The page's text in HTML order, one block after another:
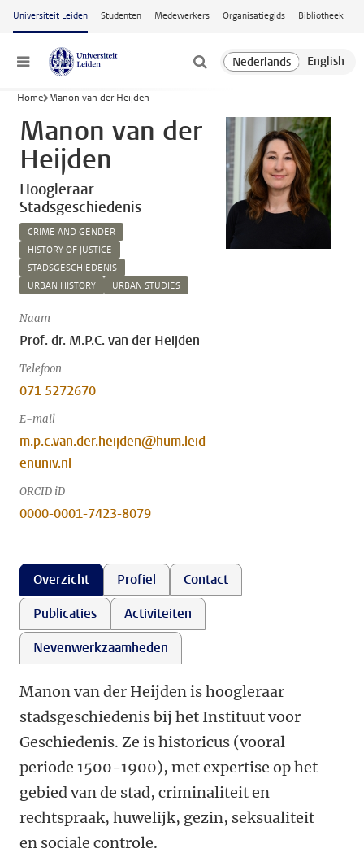
Ga naar hoofdinhoud
Universiteit Leiden Studenten Medewerkers Organisatiegids Bibliotheek
Menu
Home Manon van der Heijden
Manon van der
Heijden
Hoogleraar
Stadsgeschiedenis
CRIME AND GENDER
HISTORY OF JUSTICE
STADSGESCHIEDENIS
URBAN HISTORY
URBAN STUDIES
Naam
Prof. dr. M.P.C. van der Heijden
Telefoon
071 5272670
E-mail
m.p.c.van.der.heijden@hum.leid
enuniv.nl
ORCID iD
0000-0001-7423-8079
Overzicht Profiel
Contact
Publicaties
Activiteiten
Nevenwerkzaamheden
Manon van der Heijden is hoogleraar
stadsgeschiedenis bij het Instituut voor
Geschiedenis. Ze is historicus (vooral
periode 1500-1900), met expertise op het
gebied van de stad, criminaliteit en
rechtspraak, huwelijk, gezin, seksualiteit
en sociale controle.